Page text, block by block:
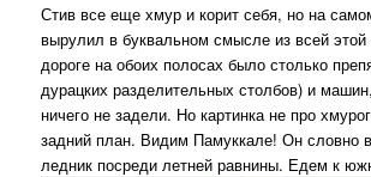
Стив все еще хмур и корит себя, но на
вырулил в буквальном смысле из всей этой
дороге на обоих полосах было столько
дурацких разделительных столбов) и
ничего не задели. Но картинка не про
задний план. Видим Памуккале! Он словно
ледник посреди летней равнины. Едем к